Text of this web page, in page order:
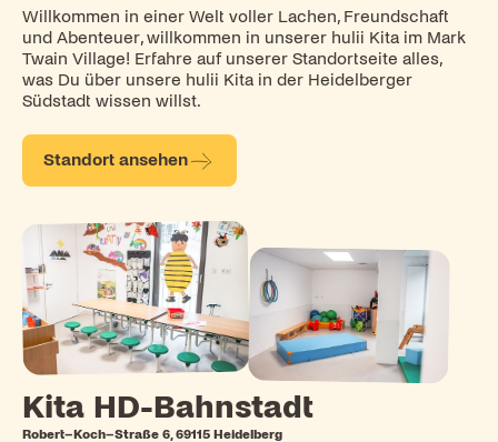
Willkommen in einer Welt voller Lachen, Freundschaft
und Abenteuer, willkommen in unserer hulii Kita im Mark
Twain Village! Erfahre auf unserer Standortseite alles,
was Du über unsere hulii Kita in der Heidelberger
Südstadt wissen willst.
Standort ansehen
Kita HD-Bahnstadt
Robert–Koch–Straße 6, 69115 Heidelberg